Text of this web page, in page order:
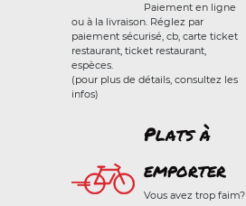
Paiement en ligne
ou à la livraison. Réglez par
paiement sécurisé, cb, carte ticket
restaurant, ticket restaurant,
espèces.
(pour plus de détails, consultez les
infos)
Plats à
emporter
Vous avez trop faim?